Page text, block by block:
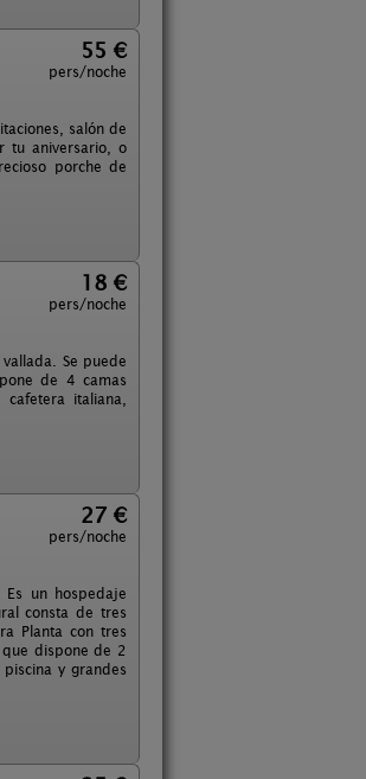
55 €
pers/noche
salón de
tu aniversario, o
porche de
18 €
pers/noche
Se puede
de 4 camas
italiana,
27 €
pers/noche
un hospedaje
consta de tres
Planta con tres
dispone de 2
y grandes